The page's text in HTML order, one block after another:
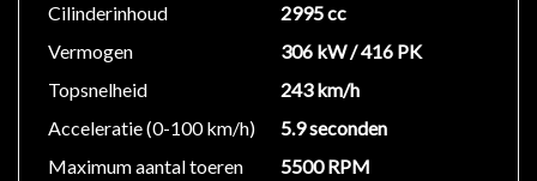
Cilinderinhoud
2995 cc
Vermogen
306 kW / 416 PK
Topsnelheid
243 km/h
Acceleratie (0-100 km/h)
5.9 seconden
Maximum aantal toeren
5500 RPM